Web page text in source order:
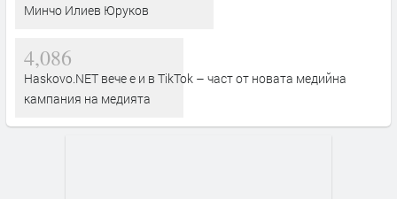
Минчо Илиев Юруков
4,086
Haskovo.NET вече е и в TikTok – част от новата медийна
кампания на медията